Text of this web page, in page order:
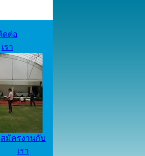
ดต่อ
เรา
สมัครงานกับ
เรา